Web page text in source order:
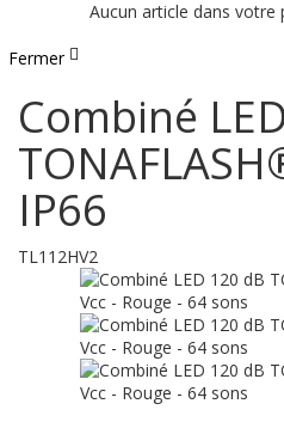
Aucun article dans votre
Fermer
Combiné
IP66
TL112HV2